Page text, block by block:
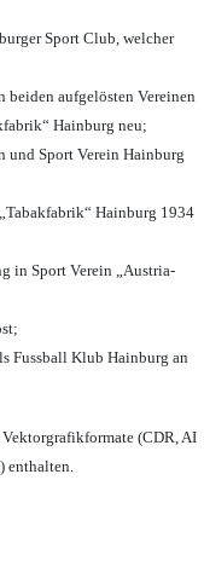
Sport Club, welcher
beiden aufgelösten Vereinen
Hainburg neu;
und Sport Verein Hainburg
Hainburg 1934
in Sport Verein „Austria-
Fussball Klub Hainburg an
(CDR, AI
enthalten.